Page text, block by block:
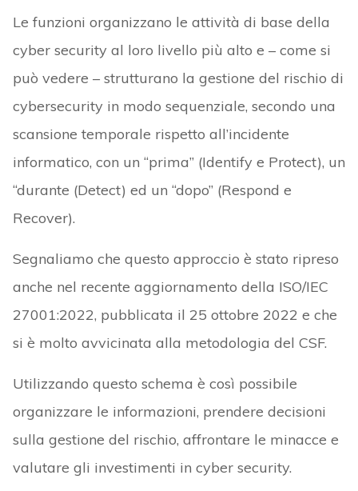
Le funzioni organizzano le attività di base della
cyber security al loro livello più alto e – come si
può vedere – strutturano la gestione del rischio di
cybersecurity in modo sequenziale, secondo una
scansione temporale rispetto all’incidente
informatico, con un “prima” (Identify e Protect), un
“durante (Detect) ed un “dopo” (Respond e
Recover).
Segnaliamo che questo approccio è stato ripreso
anche nel recente aggiornamento della ISO/IEC
27001:2022, pubblicata il 25 ottobre 2022 e che
si è molto avvicinata alla metodologia del CSF.
Utilizzando questo schema è così possibile
organizzare le informazioni, prendere decisioni
sulla gestione del rischio, affrontare le minacce e
valutare gli investimenti in cyber security.